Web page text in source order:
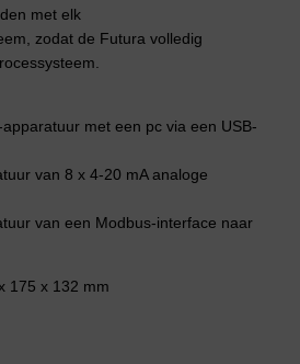
met elk
zodat de Futura volledig
apparatuur met een pc via een USB-
van 8 x 4-20 mA analoge
van een Modbus-interface naar
175 x 132 mm